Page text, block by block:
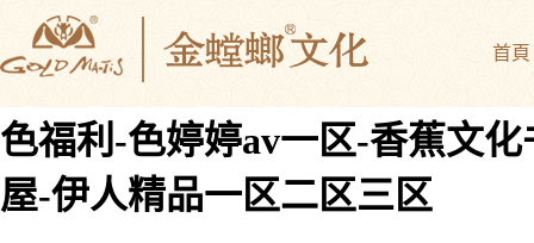
国产传媒在线观看-免费亚洲
少妇闺蜜换浪荡h肉辣文-在线
色福利-色婷婷av一区-香蕉文
屋-伊人精品一区二区三区
首頁